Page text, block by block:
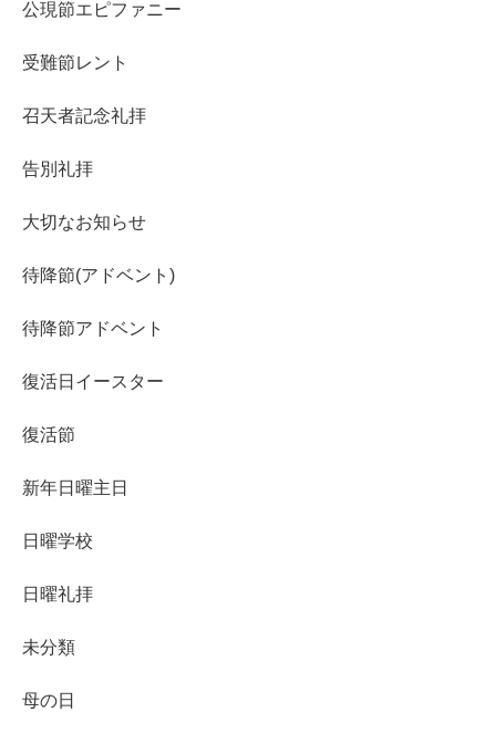
公現節エピファニー
受難節レント
召天者記念礼拝
告別礼拝
大切なお知らせ
待降節(アドベント)
待降節アドベント
復活日イースター
復活節
新年日曜主日
日曜学校
日曜礼拝
未分類
母の日